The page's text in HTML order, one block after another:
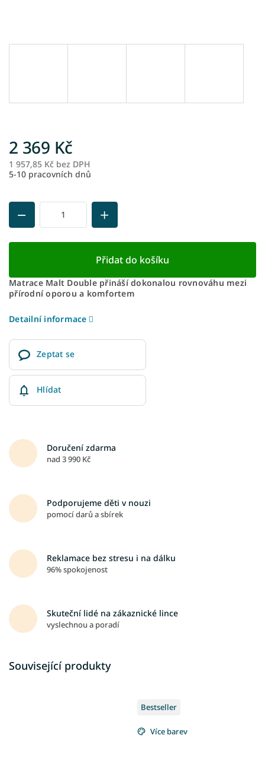
2 369 Kč
1 957,85 Kč bez DPH
5-10 pracovních dnů
Přidat do košíku
Matrace Malt Double přináší dokonalou rovnováhu mezi
přírodní oporou a komfortem
Detailní informace
Zeptat se
Hlídat
Doručení zdarma
nad 3 990 Kč
Podporujeme děti v nouzi
pomocí darů a sbírek
Reklamace bez stresu i na dálku
96% spokojenost
Skuteční lidé na zákaznické lince
vyslechnou a poradí
Související produkty
Bestseller
Více barev